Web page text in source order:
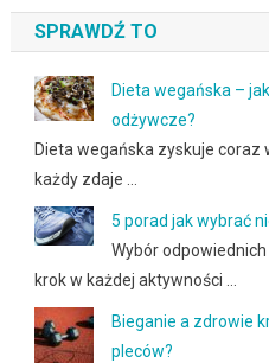
SPRAWDŹ TO
Dieta wegańska –
odżywcze?
Dieta wegańska zyskuje coraz
każdy zdaje …
5 porad jak wybrać
Wybór
krok w każdej aktywności …
Bieganie a zdrowie
pleców?